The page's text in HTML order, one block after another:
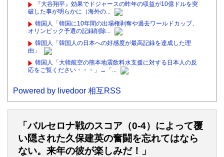
『大谷翔平』効果でドジャースの昨年の収益が10億ドルを突
破した事が明らかに（海外の...
韓国人「韓国に10年間の出場権剥奪や過去ワールドカップ、
オリンピック予選の記録削除...
韓国人「韓国人の日本への好感度が最高記録を達成した理
由」
韓国人「大韓航空の熊本地震飲料水支援に対する日本人の反
応をご覧ください・・・」→「...
Powered by livedoor 相互RSS
「バルセロナ戦のスコア（0‐4）によって覆
い隠された久保建英の奮闘を忘れてはなら
ない。来年の彼が楽しみだ！」